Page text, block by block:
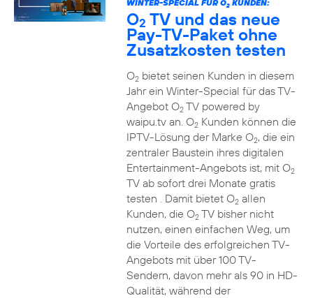
WINTER-SPECIAL FÜR O2KUNDEN:
O2 TV und das neue
Pay-TV-Paket ohne
Zusatzkosten testen
O2bietet seinen Kunden in diesem
Jahr ein Winter-Special für das TV-
Angebot O2TV powered by
waipu.tv an. O2Kunden können die
IPTV-Lösung der Marke O2, die ein
zentraler Baustein ihres digitalen
Entertainment-Angebots ist, mit O2
TV ab sofort drei Monate gratis
testen . Damit bietet O2allen
Kunden, die O2TV bisher nicht
nutzen, einen einfachen Weg, um
die Vorteile des erfolgreichen TV-
Angebots mit über 100 TV-
Sendern, davon mehr als 90 in HD-
Qualität, während der